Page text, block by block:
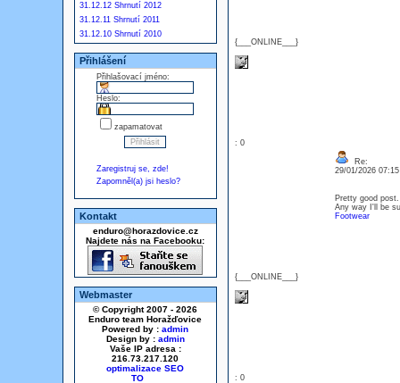
31.12.12 Shrnutí 2012
31.12.11 Shrnutí 2011
31.12.10 Shrnutí 2010
Přihlášení
Přihlašovací jméno:
Heslo:
zapamatovat
Zaregistruj se, zde!
Zapomněl(a) jsi heslo?
Kontakt
enduro@horazdovice.cz
Najdete nás na Facebooku:
Webmaster
© Copyright 2007 - 2026
Enduro team Horažďovice
Powered by : admin
Design by : admin
Vaše IP adresa :
216.73.217.120
optimalizace SEO
{___ONLINE___}
: 0
{___ONLINE___}
Re:
29/01/2026
Pretty good
Any way I'll be
Footwear
: 0